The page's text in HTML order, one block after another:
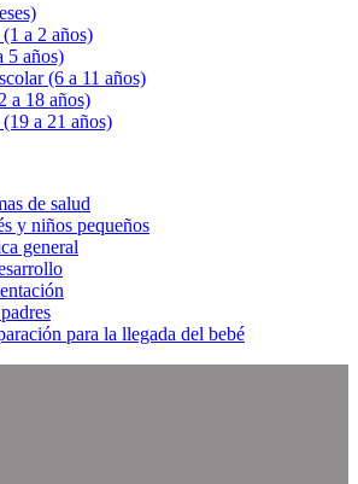
a 2 años)
5 años)
(6 a 11 años)
a 18 años)
a 21 años)
de salud
y niños pequeños
general
para la llegada del bebé